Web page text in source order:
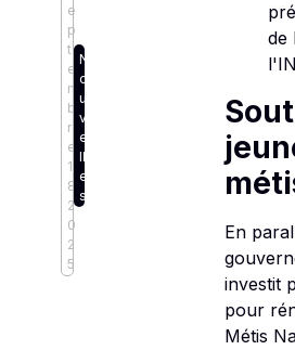
e
p
t
e
m
b
r
e
1
8,
2
0
2
5
N
o
u
v
e
ll
e
s
de
En
investit
pour
Métis